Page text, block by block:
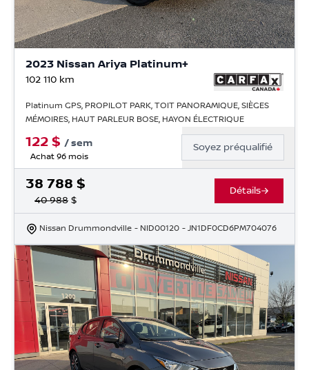
2023 Nissan Ariya Platinum+
102 110 km
Platinum GPS, PROPILOT PARK, TOIT PANORAMIQUE, SIÈGES
MÉMOIRES, HAUT PARLEUR BOSE, HAYON ÉLECTRIQUE
122 $ /sem
Achat 96 mois
Soyez préqualifié
38 788 $
40 988 $
Détails
Nissan Drummondville - NID00120 - JN1DF0CD6PM704076